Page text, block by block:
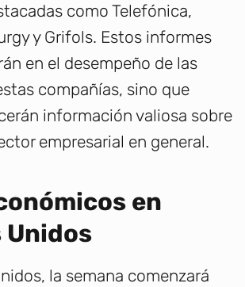
como Telefónica,
y Grifols. Estos informes
en el desempeño de las
compañías, sino que
información valiosa sobre
empresarial en general.
en
Unidos
la semana comenzará